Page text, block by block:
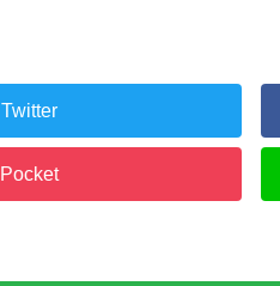
Twitter
Pocket